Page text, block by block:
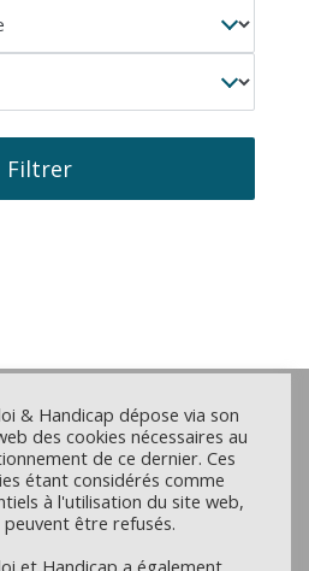
Filtrer
Grand Lille
du Moulin Delmar
EN BAROEUL CEDEX
59 31 81 00
& Handicap dépose via son
des cookies nécessaires au
de ce dernier. Ces
étant considérés comme
à l'utilisation du site web,
peuvent être refusés.
et Handicap a également